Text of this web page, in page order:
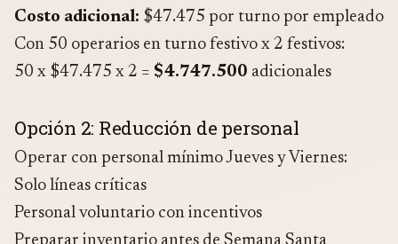
Costo adicional: $47.475 por turno por empleado
Con 50 operarios en turno festivo x 2 festivos:
50 x $47.475 x 2 = $4.747.500 adicionales
Opción 2: Reducción de personal
Operar con personal mínimo Jueves y Viernes:
Solo líneas críticas
Personal voluntario con incentivos